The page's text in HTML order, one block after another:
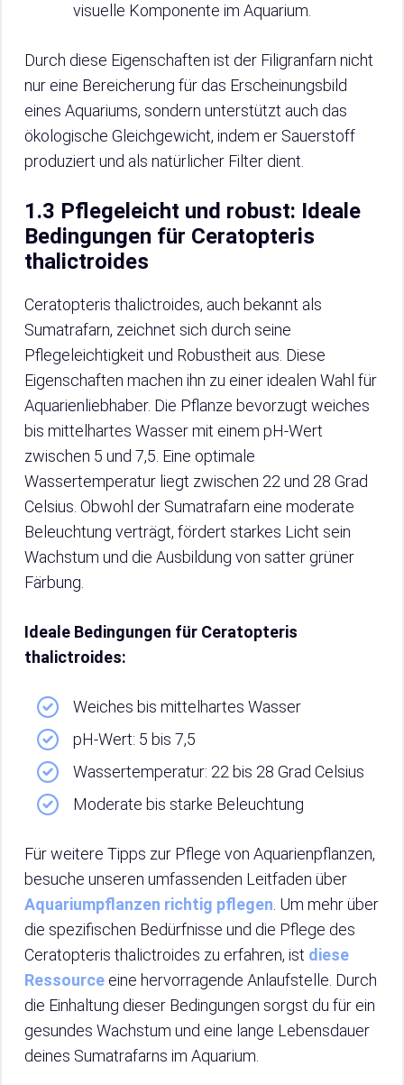
visuelle Komponente im Aquarium.
Durch diese Eigenschaften ist der Filigranfarn nicht
nur eine Bereicherung für das Erscheinungsbild
eines Aquariums, sondern unterstützt auch das
ökologische Gleichgewicht, indem er Sauerstoff
produziert und als natürlicher Filter dient.
1.3 Pflegeleicht und robust: Ideale
Bedingungen für Ceratopteris
thalictroides
Ceratopteris thalictroides, auch bekannt als
Sumatrafarn, zeichnet sich durch seine
Pflegeleichtigkeit und Robustheit aus. Diese
Eigenschaften machen ihn zu einer idealen Wahl für
Aquarienliebhaber. Die Pflanze bevorzugt weiches
bis mittelhartes Wasser mit einem pH-Wert
zwischen 5 und 7,5. Eine optimale
Wassertemperatur liegt zwischen 22 und 28 Grad
Celsius. Obwohl der Sumatrafarn eine moderate
Beleuchtung verträgt, fördert starkes Licht sein
Wachstum und die Ausbildung von satter grüner
Färbung.
Ideale Bedingungen für Ceratopteris
thalictroides:
Weiches bis mittelhartes Wasser
pH-Wert: 5 bis 7,5
Wassertemperatur: 22 bis 28 Grad Celsius
Moderate bis starke Beleuchtung
Für weitere Tipps zur Pflege von Aquarienpflanzen,
besuche unseren umfassenden Leitfaden über
Aquariumpflanzen richtig pflegen . Um mehr über
die spezifischen Bedürfnisse und die Pflege des
Ceratopteris thalictroides zu erfahren, ist diese
Ressource eine hervorragende Anlaufstelle. Durch
die Einhaltung dieser Bedingungen sorgst du für ein
gesundes Wachstum und eine lange Lebensdauer
deines Sumatrafarns im Aquarium.